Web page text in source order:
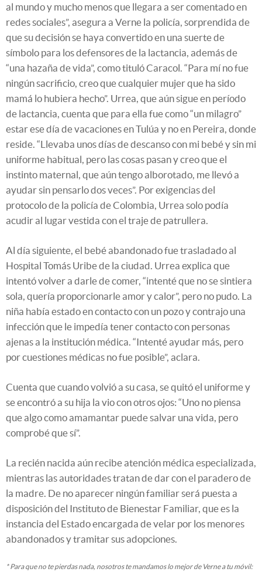
al mundo y mucho menos que llegara a ser comentado en
redes sociales”, asegura a Verne la policía, sorprendida de
que su decisión se haya convertido en una suerte de
símbolo para los defensores de la lactancia, además de
“una hazaña de vida”, como tituló Caracol. “Para mí no fue
ningún sacrificio, creo que cualquier mujer que ha sido
mamá lo hubiera hecho”. Urrea, que aún sigue en período
de lactancia, cuenta que para ella fue como “un milagro”
estar ese día de vacaciones en Tulúa y no en Pereira, donde
reside. “Llevaba unos días de descanso con mi bebé y sin mi
uniforme habitual, pero las cosas pasan y creo que el
instinto maternal, que aún tengo alborotado, me llevó a
ayudar sin pensarlo dos veces”. Por exigencias del
protocolo de la policía de Colombia, Urrea solo podía
acudir al lugar vestida con el traje de patrullera.
Al día siguiente, el bebé abandonado fue trasladado al
Hospital Tomás Uribe de la ciudad. Urrea explica que
intentó volver a darle de comer, “intenté que no se sintiera
sola, quería proporcionarle amor y calor”, pero no pudo. La
niña había estado en contacto con un pozo y contrajo una
infección que le impedía tener contacto con personas
ajenas a la institución médica. “Intenté ayudar más, pero
por cuestiones médicas no fue posible”, aclara.
Cuenta que cuando volvió a su casa, se quitó el uniforme y
se encontró a su hija la vio con otros ojos: “Uno no piensa
que algo como amamantar puede salvar una vida, pero
comprobé que sí”.
La recién nacida aún recibe atención médica especializada,
mientras las autoridades tratan de dar con el paradero de
la madre. De no aparecer ningún familiar será puesta a
disposición del Instituto de Bienestar Familiar, que es la
instancia del Estado encargada de velar por los menores
abandonados y tramitar sus adopciones.
* Para que no te pierdas nada, nosotros te mandamos lo mejor de Verne a tu móvil: